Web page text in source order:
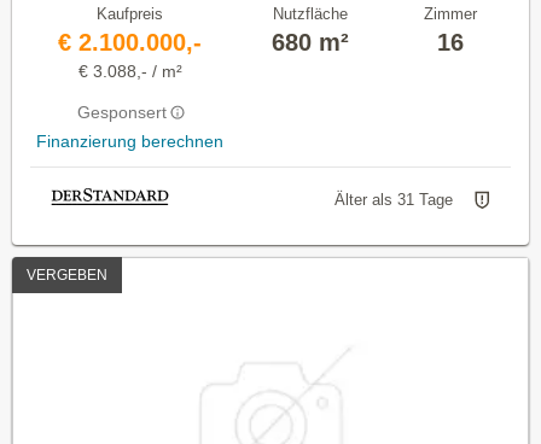
Kaufpreis
€ 2.100.000,-
€ 3.088,- / m²
Gesponsert
Finanzierung berechnen
Nutzfläche
680 m²
Zimmer
16
Älter als 31 Tage
VERGEBEN